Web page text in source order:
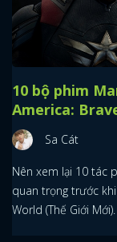
10 bộ phim
America:
Sa Cát
Nên xem lại 10 tác
quan trọng trước
World (Thế Giới Mới).